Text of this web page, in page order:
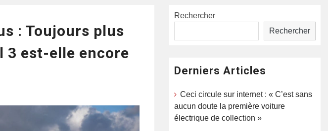
: Toujours plus
3 est-elle encore
Rechercher
Rechercher
Derniers Articles
Ceci circule sur internet : « C’est sans
aucun doute la première voiture
électrique de collection »